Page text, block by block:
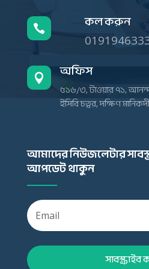
 কল করুন
 অফিস
৫১৬/৩, টাওয়ার ৭১,
ইসিবি চত্বর, দক্ষিণ
আমাদের নিউজলেটার
আপডেট থাকুন